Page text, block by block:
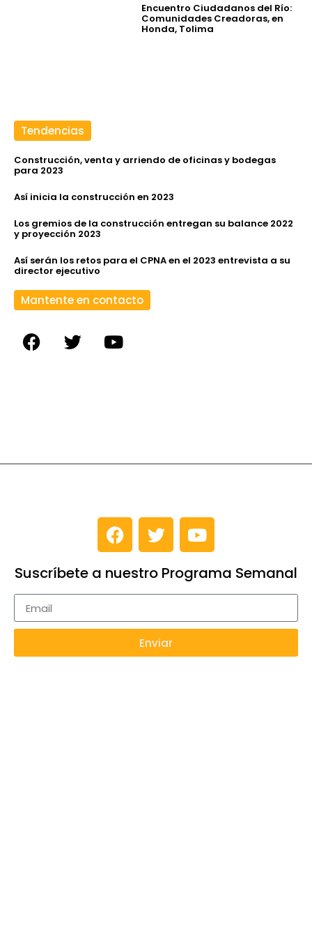
Encuentro Ciudadanos del Río:
Comunidades Creadoras, en
Honda, Tolima
Tendencias
Construcción, venta y arriendo de oficinas y bodegas
para 2023
Así inicia la construcción en 2023
Los gremios de la construcción entregan su balance 2022
y proyección 2023
Así serán los retos para el CPNA en el 2023 entrevista a su
director ejecutivo
Mantente en contacto
Suscríbete a nuestro Programa Semanal
Enviar